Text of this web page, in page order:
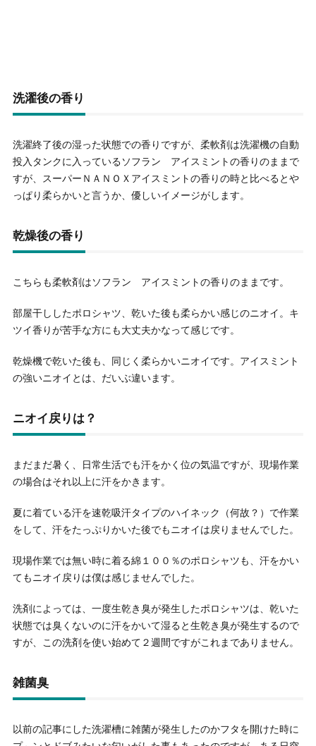
洗濯後の香り
洗濯終了後の湿った状態での香りですが、柔軟剤は洗濯機の自動
投入タンクに入っているソフラン アイスミントの香りのままで
すが、スーパーＮＡＮＯＸアイスミントの香りの時と比べるとや
っぱり柔らかいと言うか、優しいイメージがします。
乾燥後の香り
こちらも柔軟剤はソフラン アイスミントの香りのままです。
部屋干ししたポロシャツ、乾いた後も柔らかい感じのニオイ。キ
ツイ香りが苦手な方にも大丈夫かなって感じです。
乾燥機で乾いた後も、同じく柔らかいニオイです。アイスミント
の強いニオイとは、だいぶ違います。
ニオイ戻りは？
まだまだ暑く、日常生活でも汗をかく位の気温ですが、現場作業
の場合はそれ以上に汗をかきます。
夏に着ている汗を速乾吸汗タイプのハイネック（何故？）で作業
をして、汗をたっぷりかいた後でもニオイは戻りませんでした。
現場作業では無い時に着る綿１００％のポロシャツも、汗をかい
てもニオイ戻りは僕は感じませんでした。
洗剤によっては、一度生乾き臭が発生したポロシャツは、乾いた
状態では臭くないのに汗をかいて湿ると生乾き臭が発生するので
すが、この洗剤を使い始めて２週間ですがこれまでありません。
雑菌臭
以前の記事にした洗濯槽に雑菌が発生したのかフタを開けた時に